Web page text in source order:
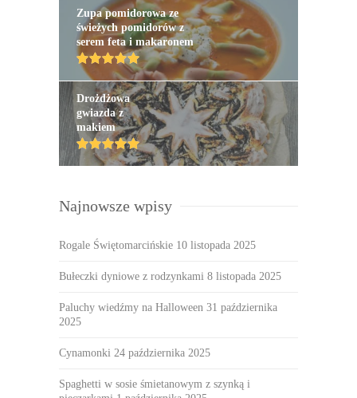
Zupa pomidorowa ze
świeżych pomidorów z
serem feta i makaronem
Drożdżowa
gwiazda z
makiem
Najnowsze wpisy
Rogale Świętomarcińskie 10 listopada 2025
Bułeczki dyniowe z rodzynkami 8 listopada 2025
Paluchy wiedźmy na Halloween 31 października
2025
Cynamonki 24 października 2025
Spaghetti w sosie śmietanowym z szynką i